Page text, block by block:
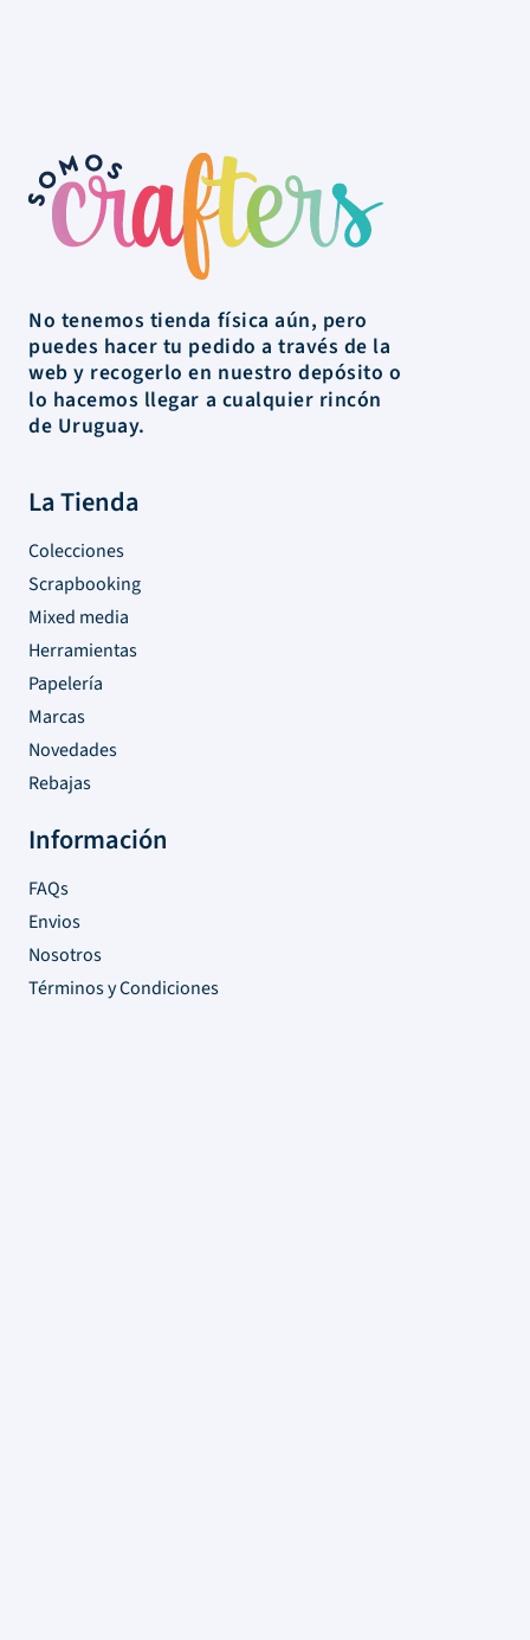
No tenemos tienda física aún, pero
puedes hacer tu pedido a través de la
web y recogerlo en nuestro depósito o
lo hacemos llegar a cualquier rincón
de Uruguay.
La Tienda
Colecciones
Scrapbooking
Mixed media
Herramientas
Papelería
Marcas
Novedades
Rebajas
Información
FAQs
Envios
Nosotros
Términos y Condiciones